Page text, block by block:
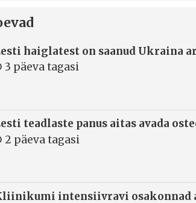
haiglatest on saanud Ukraina
3 päeva tagasi
teadlaste panus aitas avada
2 päeva tagasi
intensiivravi osakonnad